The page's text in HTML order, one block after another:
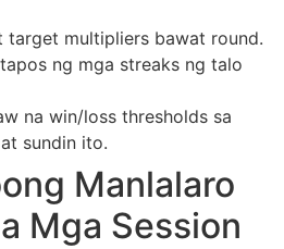
target multipliers bawat round.
ng mga streaks ng talo
na win/loss thresholds sa
sundin ito.
Manlalaro
Mga Session